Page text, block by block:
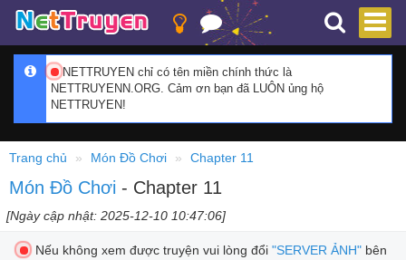
NETTRUYEN chỉ có tên miền chính thức là
NETTRUYENN.ORG. Cảm ơn bạn đã LUÔN ủng hộ
NETTRUYEN!
Trang chủ Món Đồ Chơi Chapter 11
Món Đồ Chơi - Chapter 11
[Ngày cập nhật: 2025-12-10 10:47:06]
Nếu không xem được truyện vui lòng đổi "SERVER ẢNH"bên